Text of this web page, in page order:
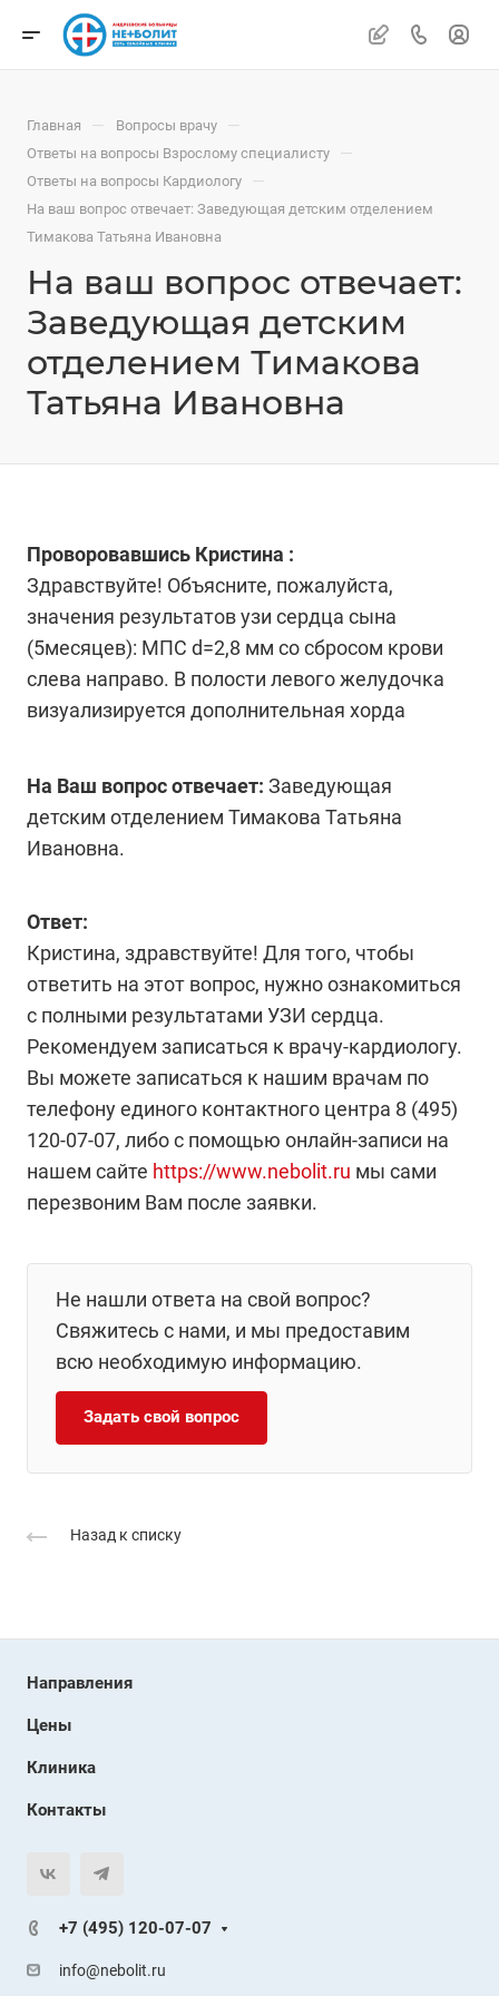
Главная — Вопросы врачу —
Ответы на вопросы Взрослому специалисту —
Ответы на вопросы Кардиологу —
На ваш вопрос отвечает: Заведующая детским отделением
Тимакова Татьяна Ивановна
На ваш вопрос отвечает:
Заведующая детским
отделением Тимакова
Татьяна Ивановна
Проворовавшись Кристина :
Здравствуйте! Объясните, пожалуйста,
значения результатов узи сердца сына
(5месяцев): МПС d=2,8 мм со сбросом крови
слева направо. В полости левого желудочка
визуализируется дополнительная хорда
На Ваш вопрос отвечает: Заведующая
детским отделением Тимакова Татьяна
Ивановна.
Ответ:
Кристина, здравствуйте! Для того, чтобы
ответить на этот вопрос, нужно ознакомиться
с полными результатами УЗИ сердца.
Рекомендуем записаться к врачу-кардиологу.
Вы можете записаться к нашим врачам по
телефону единого контактного центра 8 (495)
120-07-07, либо с помощью онлайн-записи на
нашем сайте https://www.nebolit.ru мы сами
перезвоним Вам после заявки.
Не нашли ответа на свой вопрос?
Свяжитесь с нами, и мы предоставим
всю необходимую информацию.
Задать свой вопрос
Назад к списку
Направления
Цены
Клиника
Контакты
+7 (495) 120-07-07
info@nebolit.ru